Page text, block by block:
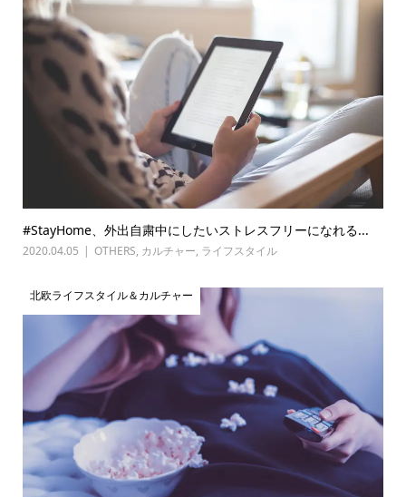
#StayHome、外出自粛中にしたいストレスフリーになれる...
2020.04.05 OTHERS, カルチャー, ライフスタイル
北欧ライフスタイル＆カルチャー